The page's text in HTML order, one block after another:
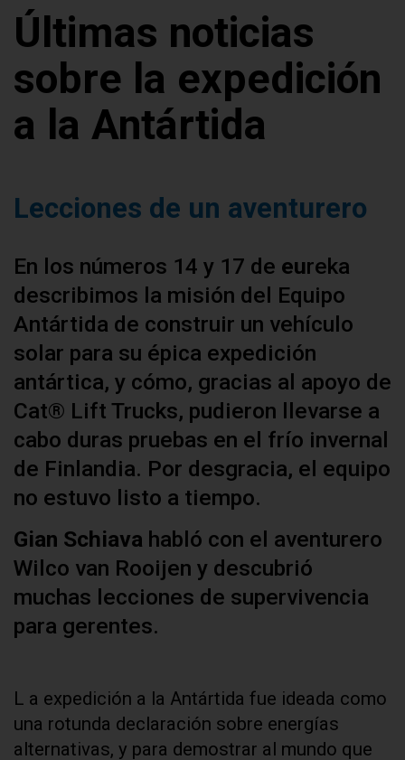
Últimas noticias
sobre la expedición
a la Antártida
Lecciones de un aventurero
En los números 14 y 17 de eureka
describimos la misión del Equipo
Antártida de construir un vehículo
solar para su épica expedición
antártica, y cómo, gracias al apoyo de
Cat® Lift Trucks, pudieron llevarse a
cabo duras pruebas en el frío invernal
de Finlandia. Por desgracia, el equipo
no estuvo listo a tiempo.
Gian Schiava habló con el aventurero
Wilco van Rooijen y descubrió
muchas lecciones de supervivencia
para gerentes.
L a expedición a la Antártida fue ideada como
una rotunda declaración sobre energías
alternativas, y para demostrar al mundo que